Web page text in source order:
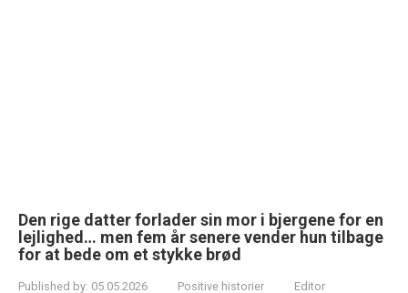
Den rige datter forlader sin mor i bjergene for en
lejlighed… men fem år senere vender hun tilbage
for at bede om et stykke brød
Published by: 05.05.2026 Positive historier Editor